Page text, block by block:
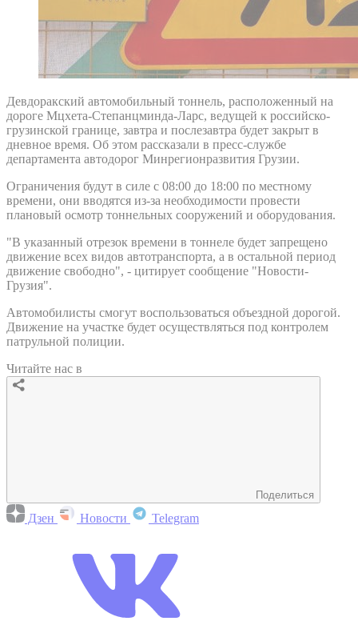
Девдоракский автомобильный тоннель, расположенный на
дороге Мцхета-Степанцминда-Ларс, ведущей к российско-
грузинской границе, завтра и послезавтра будет закрыт в
дневное время. Об этом рассказали в пресс-службе
департамента автодорог Минрегионразвития Грузии.
Ограничения будут в силе с 08:00 до 18:00 по местному
времени, они вводятся из-за необходимости провести
плановый осмотр тоннельных сооружений и оборудования.
"В указанный отрезок времени в тоннеле будет запрещено
движение всех видов автотранспорта, а в остальной период
движение свободно", - цитирует сообщение "Новости-
Грузия".
Автомобилисты смогут воспользоваться объездной дорогой.
Движение на участке будет осуществляться под контролем
патрульной полиции.
Читайте нас в
Поделиться
Дзен Новости Telegram